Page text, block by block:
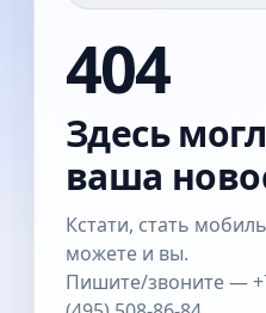
404
Здесь
ваша
Кстати, стать
можете и вы.
Пишите/звоните —